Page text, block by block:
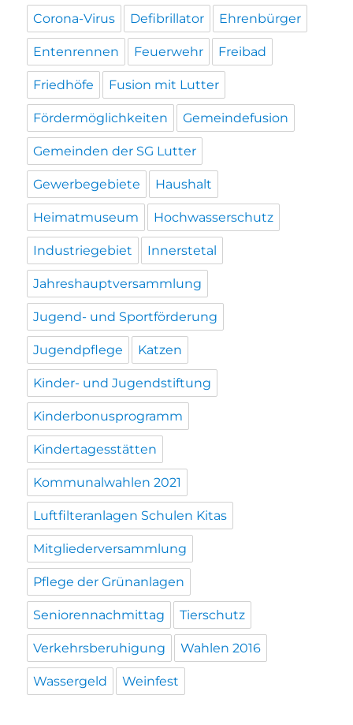
Corona-Virus Defibrillator Ehrenbürger
Entenrennen Feuerwehr Freibad
Friedhöfe Fusion mit Lutter
Fördermöglichkeiten Gemeindefusion
Gemeinden der SG Lutter
Gewerbegebiete Haushalt
Heimatmuseum Hochwasserschutz
Industriegebiet Innerstetal
Jahreshauptversammlung
Jugend- und Sportförderung
Jugendpflege Katzen
Kinder- und Jugendstiftung
Kinderbonusprogramm
Kindertagesstätten
Kommunalwahlen 2021
Luftfilteranlagen Schulen Kitas
Mitgliederversammlung
Pflege der Grünanlagen
Seniorennachmittag Tierschutz
Verkehrsberuhigung Wahlen 2016
Wassergeld Weinfest